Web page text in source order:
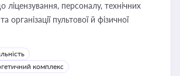
ліцензування, персоналу, технічних
організації пультової й фізичної
комплекс